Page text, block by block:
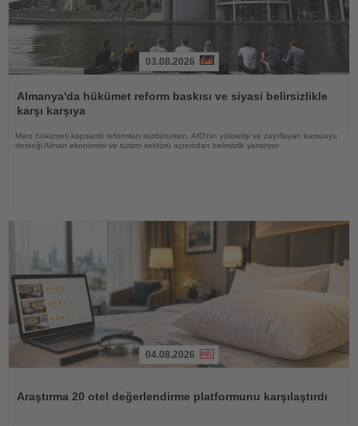
Oku
03.08.2026
Almanya'da hükümet reform baskısı ve siyasi belirsizlikle
karşı karşıya
Merz hükümeti kapsamlı reformları sürdürürken, AfD'nin yükselişi ve zayıflayan kamuoyu
desteği Alman ekonomisi ve turizm sektörü açısından belirsizlik yaratıyor
04.08.2026
Araştırma 20 otel değerlendirme platformunu karşılaştırdı